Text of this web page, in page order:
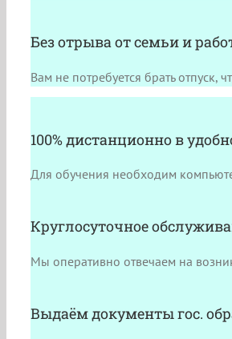
Без отрыва от семьи и
Вам не потребуется брать отпуск,
100% дистанционно в
Для обучения необходим
Круглосуточное
Мы оперативно отвечаем на
Выдаём документы гос.